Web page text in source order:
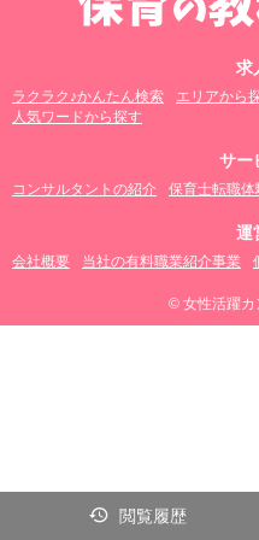
求
ラクラク♪かんたん検索 エリアから
人気ワードから探す
サー
コンサルタントの紹介 保育士転職体
運
会社概要 当社の有料職業紹介事業
© 女性活躍カ
閲覧履歴